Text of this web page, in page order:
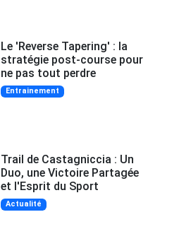
Le 'Reverse Tapering' : la
stratégie post-course pour
ne pas tout perdre
Entrainement
Trail de Castagniccia : Un
Duo, une Victoire Partagée
et l'Esprit du Sport
Actualité